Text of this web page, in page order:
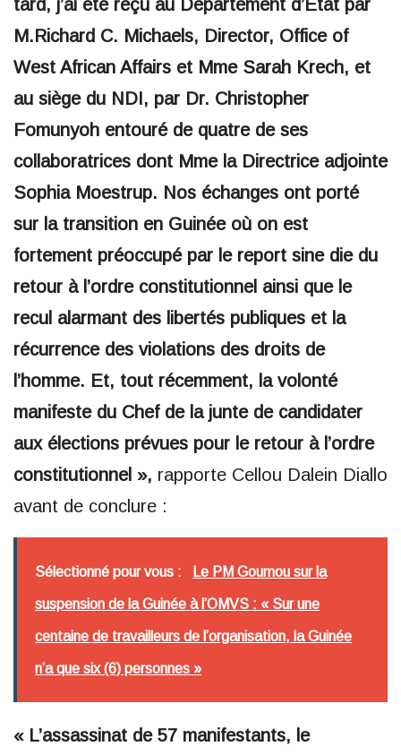
tard, j’ai été reçu au Département d’État par
M.Richard C. Michaels, Director, Office of
West African Affairs et Mme Sarah Krech, et
au siège du NDI, par Dr. Christopher
Fomunyoh entouré de quatre de ses
collaboratrices dont Mme la Directrice adjointe
Sophia Moestrup. Nos échanges ont porté
sur la transition en Guinée où on est
fortement préoccupé par le report sine die du
retour à l’ordre constitutionnel ainsi que le
recul alarmant des libertés publiques et la
récurrence des violations des droits de
l’homme. Et, tout récemment, la volonté
manifeste du Chef de la junte de candidater
aux élections prévues pour le retour à l’ordre
constitutionnel », rapporte Cellou Dalein Diallo
avant de conclure :
Sélectionné pour vous : Le PM Goumou sur la
suspension de la Guinée à l’OMVS : « Sur une
centaine de travailleurs de l’organisation, la Guinée
n’a que six (6) personnes »
« L’assassinat de 57 manifestants, le